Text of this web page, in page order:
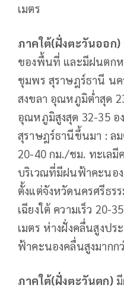
เมตร
ภาคใต้(ฝั่งตะวันออก)
ของพื้นที่ และมีฝนตกห
ชุมพร สุราษฎร์ธานี น
สงขลา อุณหภูมิต่ำสุด
อุณหภูมิสูงสุด 32-35 อ
สุราษฎร์ธานีขึ้นมา : ลม
20-40 กม./ชม. ทะเลมี
บริเวณที่มีฝนฟ้าคะนอง
ตั้งแต่จังหวัดนครศรีธร
เฉียงใต้ ความเร็ว 20-
เมตร ห่างฝั่งคลื่นสูงป
ฟ้าคะนองคลื่นสูงมากก
ภาคใต้(ฝั่งตะวันตก)มี